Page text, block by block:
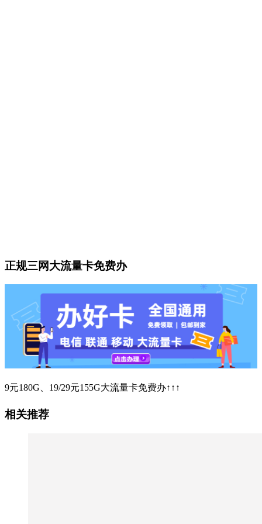
正规三网大流量卡免费办
9元180G、19/29元155G大流量卡免费办↑↑↑
相关推荐